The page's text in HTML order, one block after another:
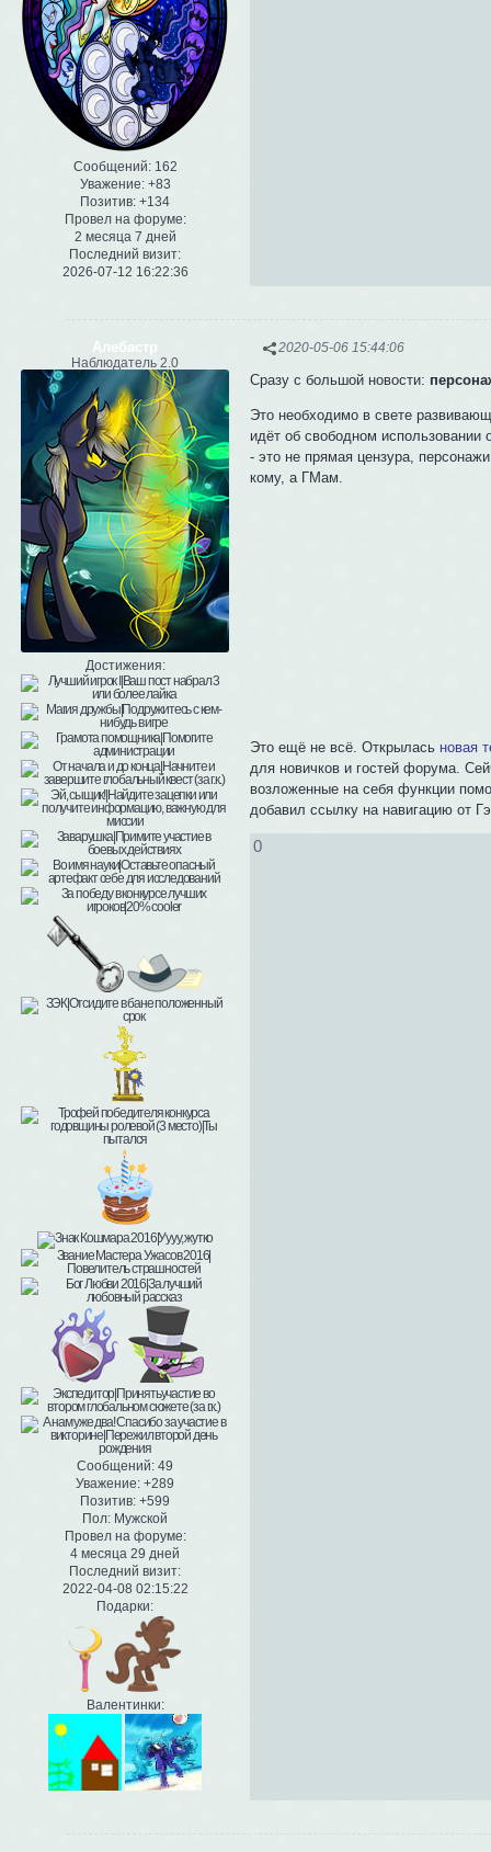
Сообщений:162
Уважение: +83
Позитив: +134
Провел на форуме:
2 месяца 7 дней
Последний визит:
2026-07-12 16:22:36
2020-05-06 15:44:06
Алебастр
Наблюдатель 2.0
Достижения:
Сообщений: 49
Уважение: +289
Позитив: +599
Пол: Мужской
Провел на форуме:
4 месяца 29 дней
Последний визит:
2022-04-08 02:15:22
Подарки:
Валентинки:
Сразу с большой новости:
Это необходимо в свете
идёт об свободном
- это не прямая цензура,
кому, а ГМам.
Это ещё не всё. Открылась новая
для новичков и гостей форума.
возложенные на себя функции
добавил ссылку на навигацию от
0